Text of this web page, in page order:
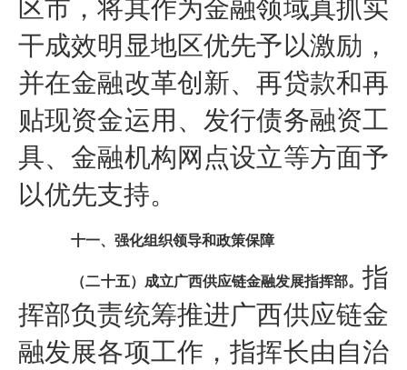
区市，将其作为金融领域真抓实
干成效明显地区优先予以激励，
并在金融改革创新、再贷款和再
贴现资金运用、发行债务融资工
具、金融机构网点设立等方面予
以优先支持。
十一、强化组织领导和政策保障
（二十五）成立广西供应链金融发展指挥部。 指
挥部负责统筹推进广西供应链金
融发展各项工作，指挥长由自治